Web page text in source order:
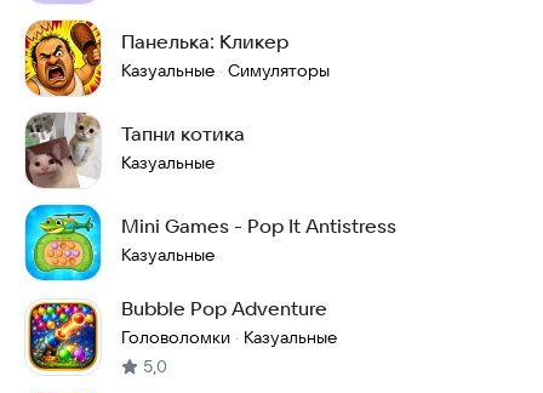
Панелька: Кликер
Казуальные · Симуляторы
Тапни котика
Казуальные
Mini Games - Pop It Antistress
Казуальные
Bubble Pop Adventure
Головоломки · Казуальные
5,0